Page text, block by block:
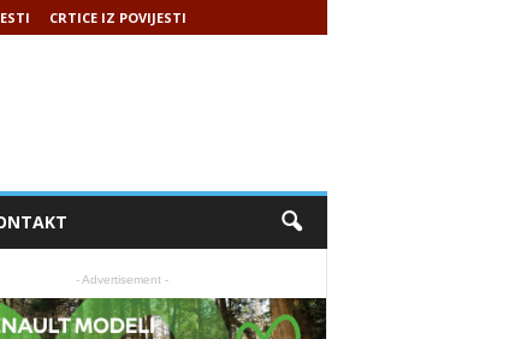
CRTICE IZ POVIJESTI
- Advertisement -